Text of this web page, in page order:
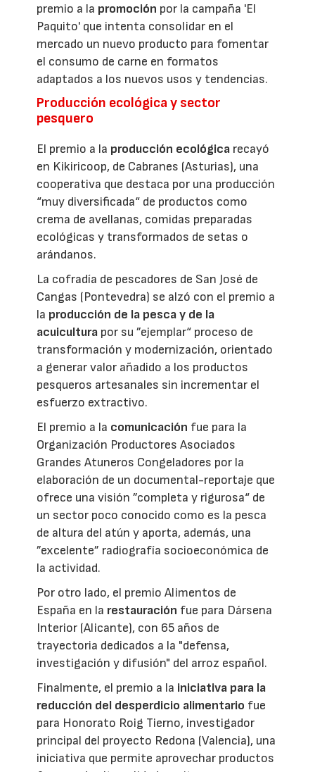
premio a la promoción por la campaña 'El
Paquito' que intenta consolidar en el
mercado un nuevo producto para fomentar
el consumo de carne en formatos
adaptados a los nuevos usos y tendencias.
Producción ecológica y sector
pesquero
El premio a la producción ecológica recayó
en Kikiricoop, de Cabranes (Asturias), una
cooperativa que destaca por una producción
“muy diversificada“ de productos como
crema de avellanas, comidas preparadas
ecológicas y transformados de setas o
arándanos.
La cofradía de pescadores de San José de
Cangas (Pontevedra) se alzó con el premio a
la producción de la pesca y de la
acuicultura por su ”ejemplar“ proceso de
transformación y modernización, orientado
a generar valor añadido a los productos
pesqueros artesanales sin incrementar el
esfuerzo extractivo.
El premio a la comunicación fue para la
Organización Productores Asociados
Grandes Atuneros Congeladores por la
elaboración de un documental-reportaje que
ofrece una visión ”completa y rigurosa“ de
un sector poco conocido como es la pesca
de altura del atún y aporta, además, una
”excelente” radiografía socioeconómica de
la actividad.
Por otro lado, el premio Alimentos de
España en la restauración fue para Dársena
Interior (Alicante), con 65 años de
trayectoria dedicados a la "defensa,
investigación y difusión" del arroz español.
Finalmente, el premio a la iniciativa para la
reducción del desperdicio alimentario fue
para Honorato Roig Tierno, investigador
principal del proyecto Redona (Valencia), una
iniciativa que permite aprovechar productos